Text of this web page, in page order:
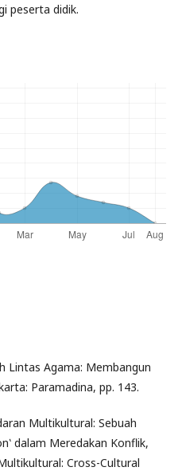
peserta didik.
Lintas Agama: Membangun
Paramadina, pp. 143.
Multikultural: Sebuah
dalam Meredakan Konflik,
Cross-Cultural